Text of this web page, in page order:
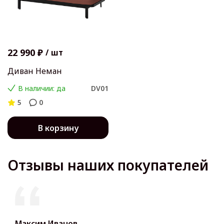
22 990 ₽ / шт
Диван Неман
В наличии: да
DV01
5
0
В корзину
Отзывы наших покупателей